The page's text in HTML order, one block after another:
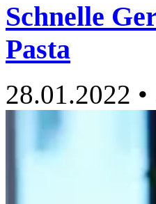
Schnelle
Pasta
28.01.2022 •